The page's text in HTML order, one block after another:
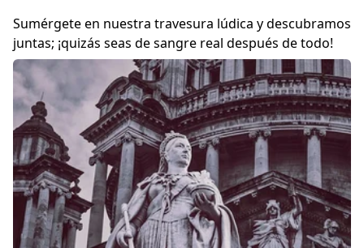
Sumérgete en nuestra travesura lúdica y descubramos
juntas; ¡quizás seas de sangre real después de todo!